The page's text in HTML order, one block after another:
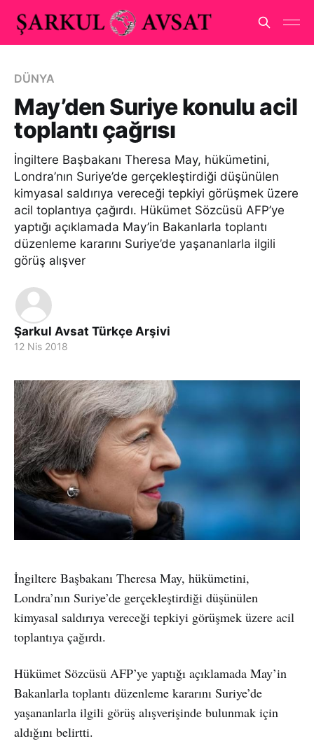
DÜNYA
May’den Suriye konulu acil
toplantı çağrısı
İngiltere Başbakanı Theresa May, hükümetini,
Londra’nın Suriye’de gerçekleştirdiği düşünülen
kimyasal saldırıya vereceği tepkiyi görüşmek üzere
acil toplantıya çağırdı. Hükümet Sözcüsü AFP’ye
yaptığı açıklamada May’in Bakanlarla toplantı
düzenleme kararını Suriye’de yaşananlarla ilgili
görüş alışver
Şarkul Avsat Türkçe Arşivi
12 Nis 2018
İngiltere Başbakanı Theresa May, hükümetini,
Londra’nın Suriye’de gerçekleştirdiği düşünülen
kimyasal saldırıya vereceği tepkiyi görüşmek üzere acil
toplantıya çağırdı.
Hükümet Sözcüsü AFP’ye yaptığı açıklamada May’in
Bakanlarla toplantı düzenleme kararını Suriye’de
yaşananlarla ilgili görüş alışverişinde bulunmak için
aldığını belirtti.